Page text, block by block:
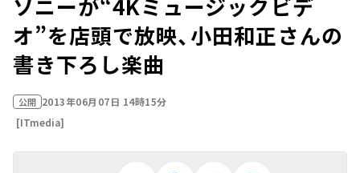
ソニーが“4Kミュージックビデ
オ”を店頭で放映、小田和正さんの
書き下ろし楽曲
公開 2013年06月07日 14時15分
[ITmedia]